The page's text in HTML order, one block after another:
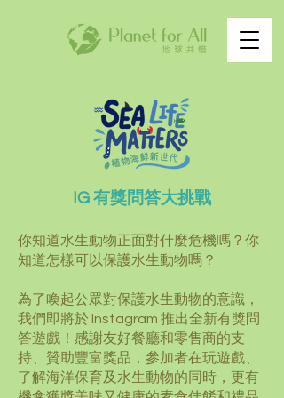
IG 有獎問答大挑戰
你知道水生動物正面對什麼危機嗎？你
知道怎樣可以保護水生動物嗎？
為了喚起公眾對保護水生動物的意識，
我們即將於 Instagram 推出全新有獎問
答遊戲！感謝友好餐廳和零售商的支
持、贊助豐富獎品，參加者在玩遊戲、
了解海洋保育及水生動物的同時，更有